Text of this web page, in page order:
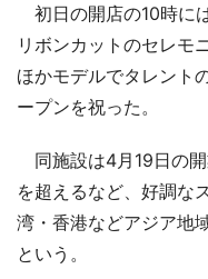
初日の開店の10時に
リボンカットのセレモ
ほかモデルでタレント
ープンを祝った。
同施設は4月19日の
を超えるなど、好調な
湾・香港などアジア地
という。